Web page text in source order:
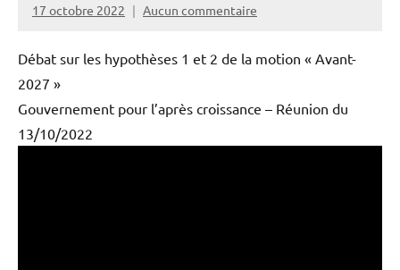
17 octobre 2022
PPAC
Aucun commentaire
Débat sur les hypothèses 1 et 2 de la motion « Avant-
2027 »
Gouvernement pour l’après croissance – Réunion du
13/10/2022